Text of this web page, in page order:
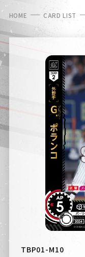
HOME CARD LIST
TBP01-M10